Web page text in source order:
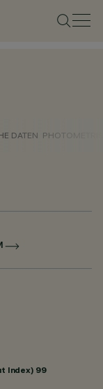
DATEN
Index) 99